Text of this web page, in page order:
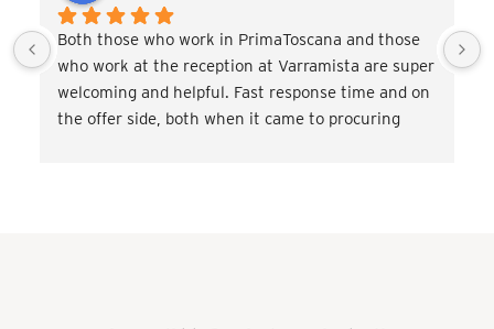
Both those who work in PrimaToscana and those
who work at the reception at Varramista are super
welcoming and helpful. Fast response time and on
the offer side, both when it came to procuring